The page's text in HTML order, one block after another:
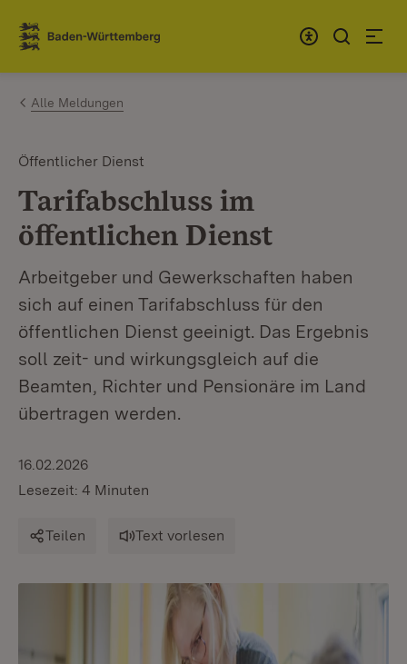
Zum Inhalt springen
Link zur Startseite
Alle Meldungen
Öffentlicher Dienst
Tarifabschluss im
öffentlichen Dienst
Arbeitgeber und Gewerkschaften haben
sich auf einen Tarifabschluss für den
öffentlichen Dienst geeinigt. Das Ergebnis
soll zeit- und wirkungsgleich auf die
Beamten, Richter und Pensionäre im Land
übertragen werden.
16.02.2026
Lesezeit: 4 Minuten
Teilen Text vorlesen